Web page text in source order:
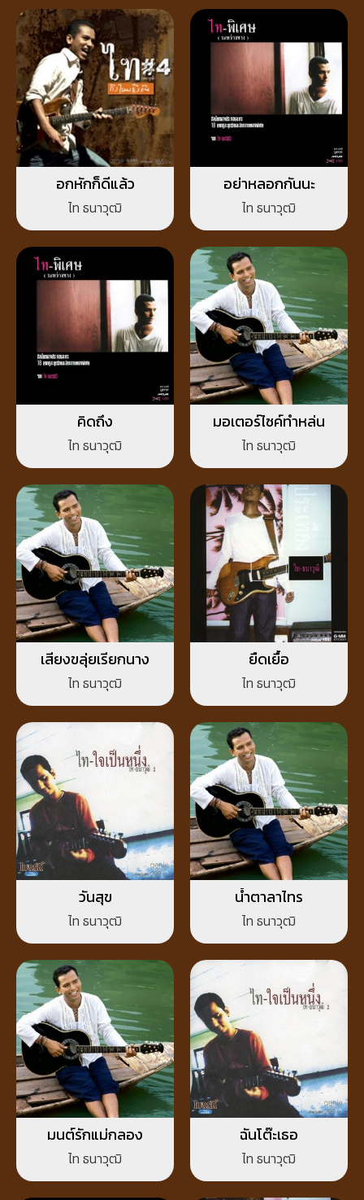
อกหักก็ดีแล้ว
ไท ธนาวุฒิ
อย่าหลอกกันนะ
ไท ธนาวุฒิ
คิดถึง
ไท ธนาวุฒิ
มอเตอร์ไซค์ทำหล่น
ไท ธนาวุฒิ
เสียงขลุ่ยเรียกนาง
ไท ธนาวุฒิ
ยืดเยื้อ
ไท ธนาวุฒิ
วันสุข
ไท ธนาวุฒิ
น้ำตาลาไทร
ไท ธนาวุฒิ
มนต์รักแม่กลอง
ไท ธนาวุฒิ
ฉันโต๊ะเธอ
ไท ธนาวุฒิ